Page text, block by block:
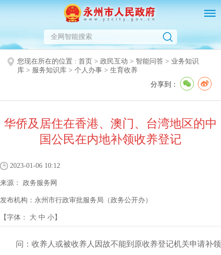
您现在所在的位置 : 首页 > 政民互动 > 智能问答 > 业务知识
库 > 服务知识库 > 个人办事 > 生育收养
分享到：
华侨及居住在香港、澳门、台湾地区的中
国公民在内地补领收养登记
2023-01-06 10:12
来源： 政务服务网
发布机构： 永州市行政审批服务局（政务公开办）
【字体： 大 中 小】
问：收养人或被收养人因故不能到原收养登记机关申请补领